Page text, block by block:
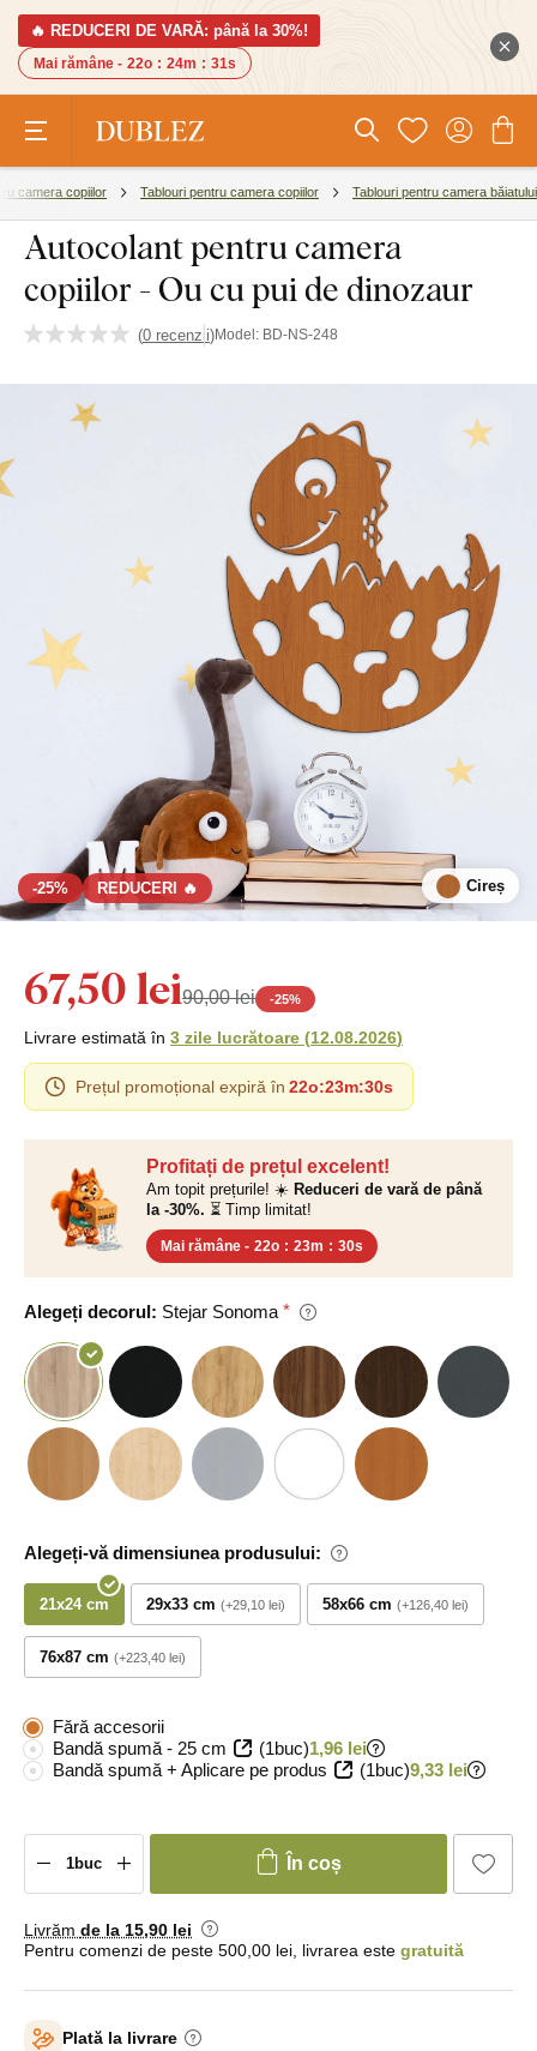
🔥 REDUCERI DE VARĂ: până la 30%!
Mai rămâne - 22o : 24m : 30s
camera copiilor Tablouri pentru camera copiilor Tablouri pentru camera băiatului
Autocolant pentru camera
copiilor - Ou cu pui de dinozaur
(0 recenzii)Model: BD-NS-248
-25% REDUCERI 🔥 Cireș
Profitați de prețul excelent!
Am topit prețurile! ☀️ Reduceri de vară de până
la -30%. ⏳ Timp limitat!
Mai rămâne - 22o : 23m : 30s
Alegeți decorul: Stejar Sonoma
Alegeți-vă dimensiunea produsului:
21x24 cm 29x33 cm +29,10 lei 58x66 cm +126,40 lei
76x87 cm +223,40 lei
67,50 lei90,00 lei -25%
Livrare estimată în 3 zile lucrătoare (12.08.2026)
Prețul promoțional expiră în 22o:23m:30s
Fără accesorii
Bandă spumă - 25 cm
(1buc)1,96 lei
Bandă spumă + Aplicare pe produs
(1buc)9,33 lei
În coș
Livrăm de la 15,90 lei
Pentru comenzi de peste 500,00 lei, livrarea este gratuită
Plată la livrare